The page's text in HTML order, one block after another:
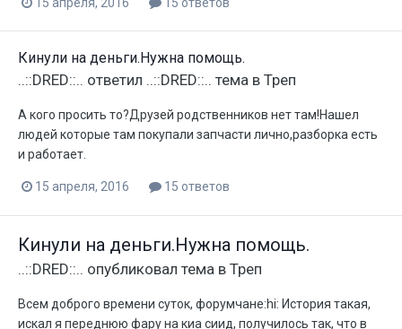
15 апреля, 2016 15 ответов
Кинули на деньги.Нужна помощь.
..::DRED::.. ответил ..::DRED::.. тема в Треп
А кого просить то?Друзей родственников нет там!Нашел
людей которые там покупали запчасти лично,разборка есть
и работает.
15 апреля, 2016 15 ответов
Кинули на деньги.Нужна помощь.
..::DRED::.. опубликовал тема в Треп
Всем доброго времени суток, форумчане:hi: История такая,
искал я переднюю фару на киа сиид, получилось так, что в